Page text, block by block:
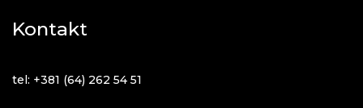
Kontakt
tel: +381 (64) 262 54 51